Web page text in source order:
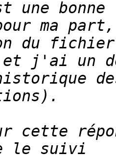
ma
et j'ai un
cette